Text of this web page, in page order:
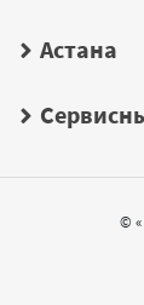
Астана
©